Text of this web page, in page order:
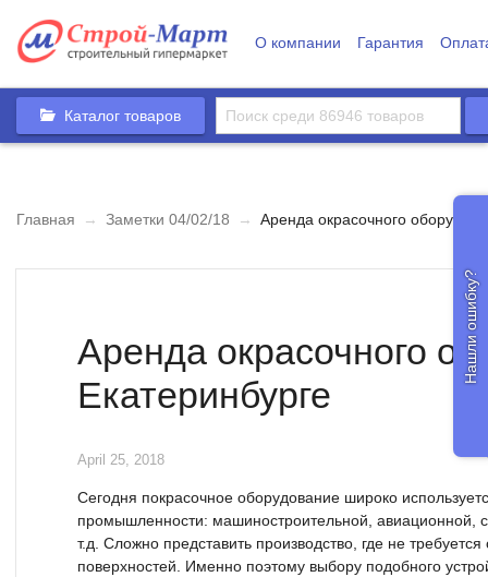
О компании Гарантия
Каталог товаров
Главная → Заметки 04/02/18 → Аренда окрасочного
Аренда окрасочного
Екатеринбурге
April 25, 2018
Сегодня покрасочное оборудование широко
промышленности: машиностроительной, авиационной,
т.д. Сложно представить производство, где не
поверхностей. Именно поэтому выбору подобного
Нашли ошибку?